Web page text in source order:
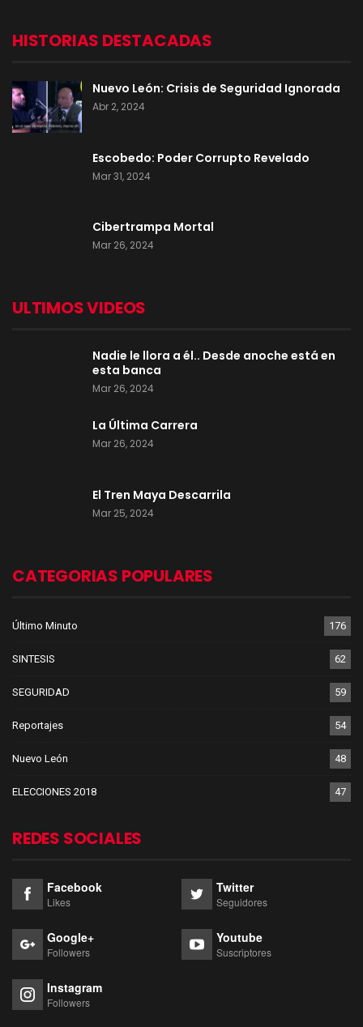
HISTORIAS DESTACADAS
Nuevo León: Crisis de Seguridad Ignorada
Abr 2, 2024
Escobedo: Poder Corrupto Revelado
Mar 31, 2024
Cibertrampa Mortal
Mar 26, 2024
ULTIMOS VIDEOS
Nadie le llora a él.. Desde anoche está en
esta banca
Mar 26, 2024
La Última Carrera
Mar 26, 2024
El Tren Maya Descarrila
Mar 25, 2024
CATEGORIAS POPULARES
Último Minuto 176
SINTESIS 62
SEGURIDAD 59
Reportajes 54
Nuevo León 48
ELECCIONES 2018 47
REDES SOCIALES
Facebook
Likes
Twitter
Seguidores
Google+
Followers
Youtube
Suscriptores
Instagram
Followers